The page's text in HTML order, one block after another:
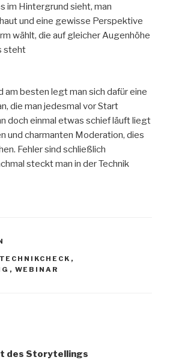
im Hintergrund sieht, man
und eine gewisse Perspektive
wählt, die auf gleicher Augenhöhe
steht
am besten legt man sich dafür eine
die man jedesmal vor Start
doch einmal etwas schief läuft liegt
und charmanten Moderation, dies
Fehler sind schließlich
steckt man in der Technik
TECHNIKCHECK ,
, WEBINAR
des Storytellings